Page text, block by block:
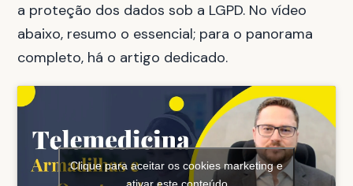
a proteção dos dados sob a LGPD. No vídeo
abaixo, resumo o essencial; para o panorama
completo, há o artigo dedicado.
Clique para aceitar os cookies marketing e